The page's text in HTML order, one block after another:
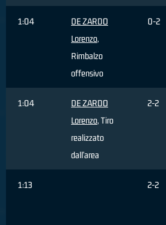
1:04
DE ZARDO
Lorenzo,
Rimbalzo
offensivo
0-2
1:04
DE ZARDO
Lorenzo, Tiro
realizzato
dall'area
2-2
1:13 2-2